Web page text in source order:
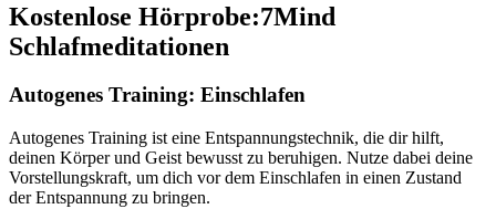
Kostenlose Hörprobe:7Mind
Schlafmeditationen
Autogenes Training: Einschlafen
Autogenes Training ist eine Entspannungstechnik, die dir hilft,
deinen Körper und Geist bewusst zu beruhigen. Nutze dabei deine
Vorstellungskraft, um dich vor dem Einschlafen in einen Zustand
der Entspannung zu bringen.